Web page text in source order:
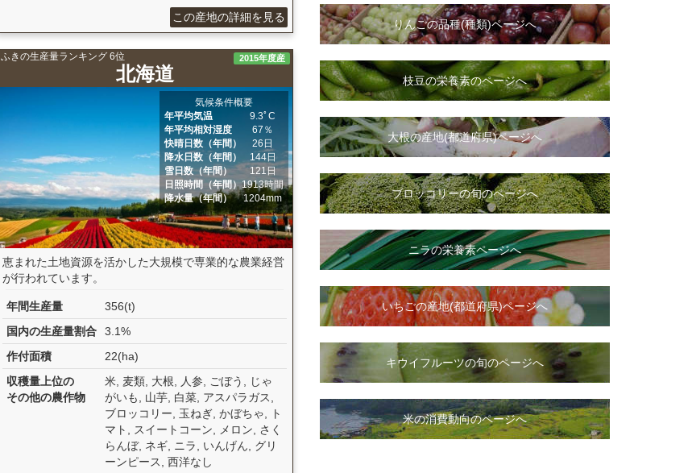
この産地の詳細を見る
ふきの生産量ランキング 6位
北海道
2015年度産
気候条件概要
年平均気温
9.3ﾟC
年平均相対湿度
67％
快晴日数（年間）
26日
降水日数（年間）
144日
雪日数（年間）
121日
日照時間（年間）1913時間
降水量（年間）
1204mm
恵まれた土地資源を活かした大規模で専業的な農業経営
が行われています。
年間生産量
356(t)
国内の生産量割合
3.1%
作付面積
22(ha)
収穫量上位の
その他の農作物
米, 麦類, 大根, 人参, ごぼう, じゃ
がいも, 山芋, 白菜, アスパラガス,
ブロッコリー, 玉ねぎ, かぼちゃ, ト
マト, スイートコーン, メロン, さく
らんぼ, ネギ, ニラ, いんげん, グリ
ーンピース, 西洋なし
りんごの品種(種類)ページへ
枝豆の栄養素のページへ
大根の産地(都道府県)ページへ
ブロッコリーの旬のページへ
ニラの栄養素ページへ
いちごの産地(都道府県)ページへ
キウイフルーツの旬のページへ
米の消費動向のページへ